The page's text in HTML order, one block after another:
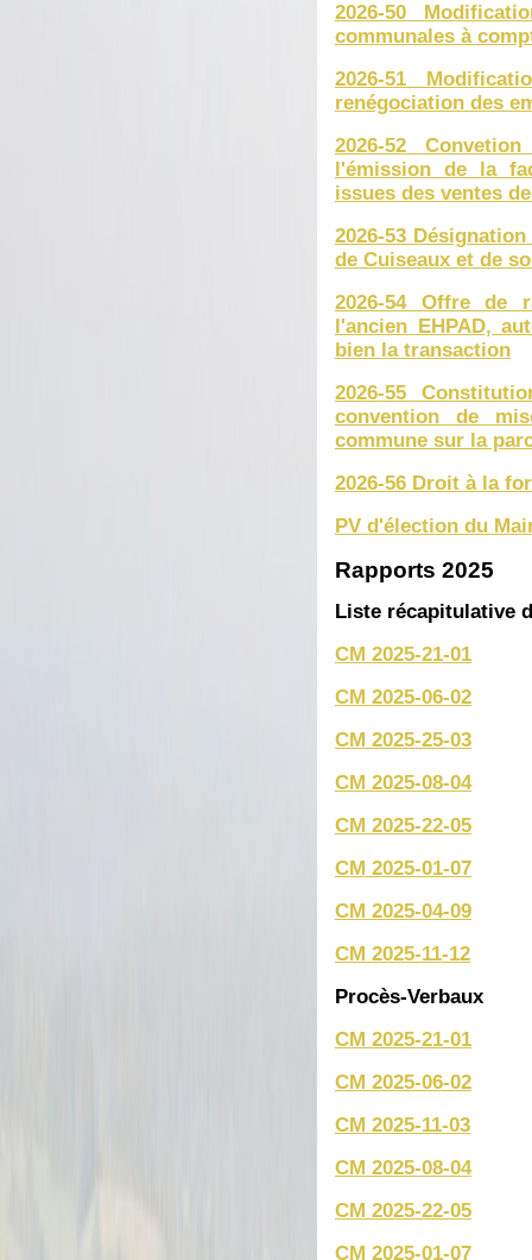
2026-50
communales à
2026-51
renégociation des
2026-52
l'émission de la
issues des ventes
2026-53
de Cuiseaux et de
2026-54 Offre de
l'ancien EHPAD,
bien la transaction
2026-55
convention de
commune sur la
2026-56 Droit à la
PV d'élection du
Rapports 2025
Liste récapitulative
CM 2025-21-01
CM 2025-06-02
CM 2025-25-03
CM 2025-08-04
CM 2025-22-05
CM 2025-01-07
CM 2025-04-09
CM 2025-11-12
Procès-Verbaux
CM 2025-21-01
CM 2025-06-02
CM 2025-11-03
CM 2025-08-04
CM 2025-22-05
CM 2025-01-07